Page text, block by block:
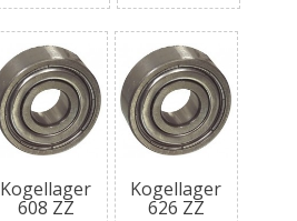
Kogellager
608 ZZ
Kogellager
626 ZZ